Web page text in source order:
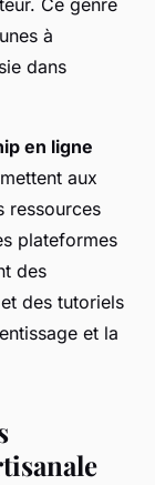
Ce genre
à
dans
en ligne
aux
ressources
plateformes
des
des tutoriels
et la